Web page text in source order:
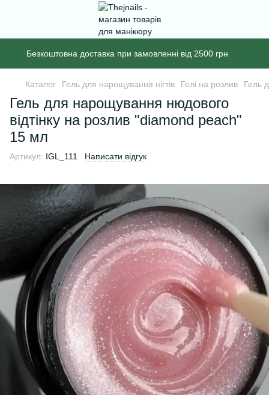
Безкоштовна доставка при замовленні від 2500 грн
Каталог Гель для нарощування нігтів Гелі на розлив Гель
Гель для нарощування нюдового
відтінку на розлив "diamond peach"
15 мл
Артикул: IGL_111 Написати відгук